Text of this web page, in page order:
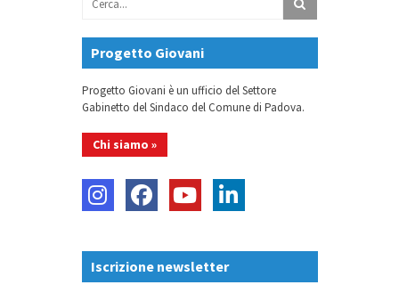
Progetto Giovani
Progetto Giovani è un ufficio del Settore
Gabinetto del Sindaco del Comune di Padova.
Chi siamo »
Iscrizione newsletter